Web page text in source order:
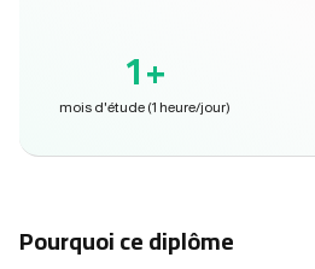
1+
mois d'étude (1 heure/jour)
Pourquoi ce diplôme